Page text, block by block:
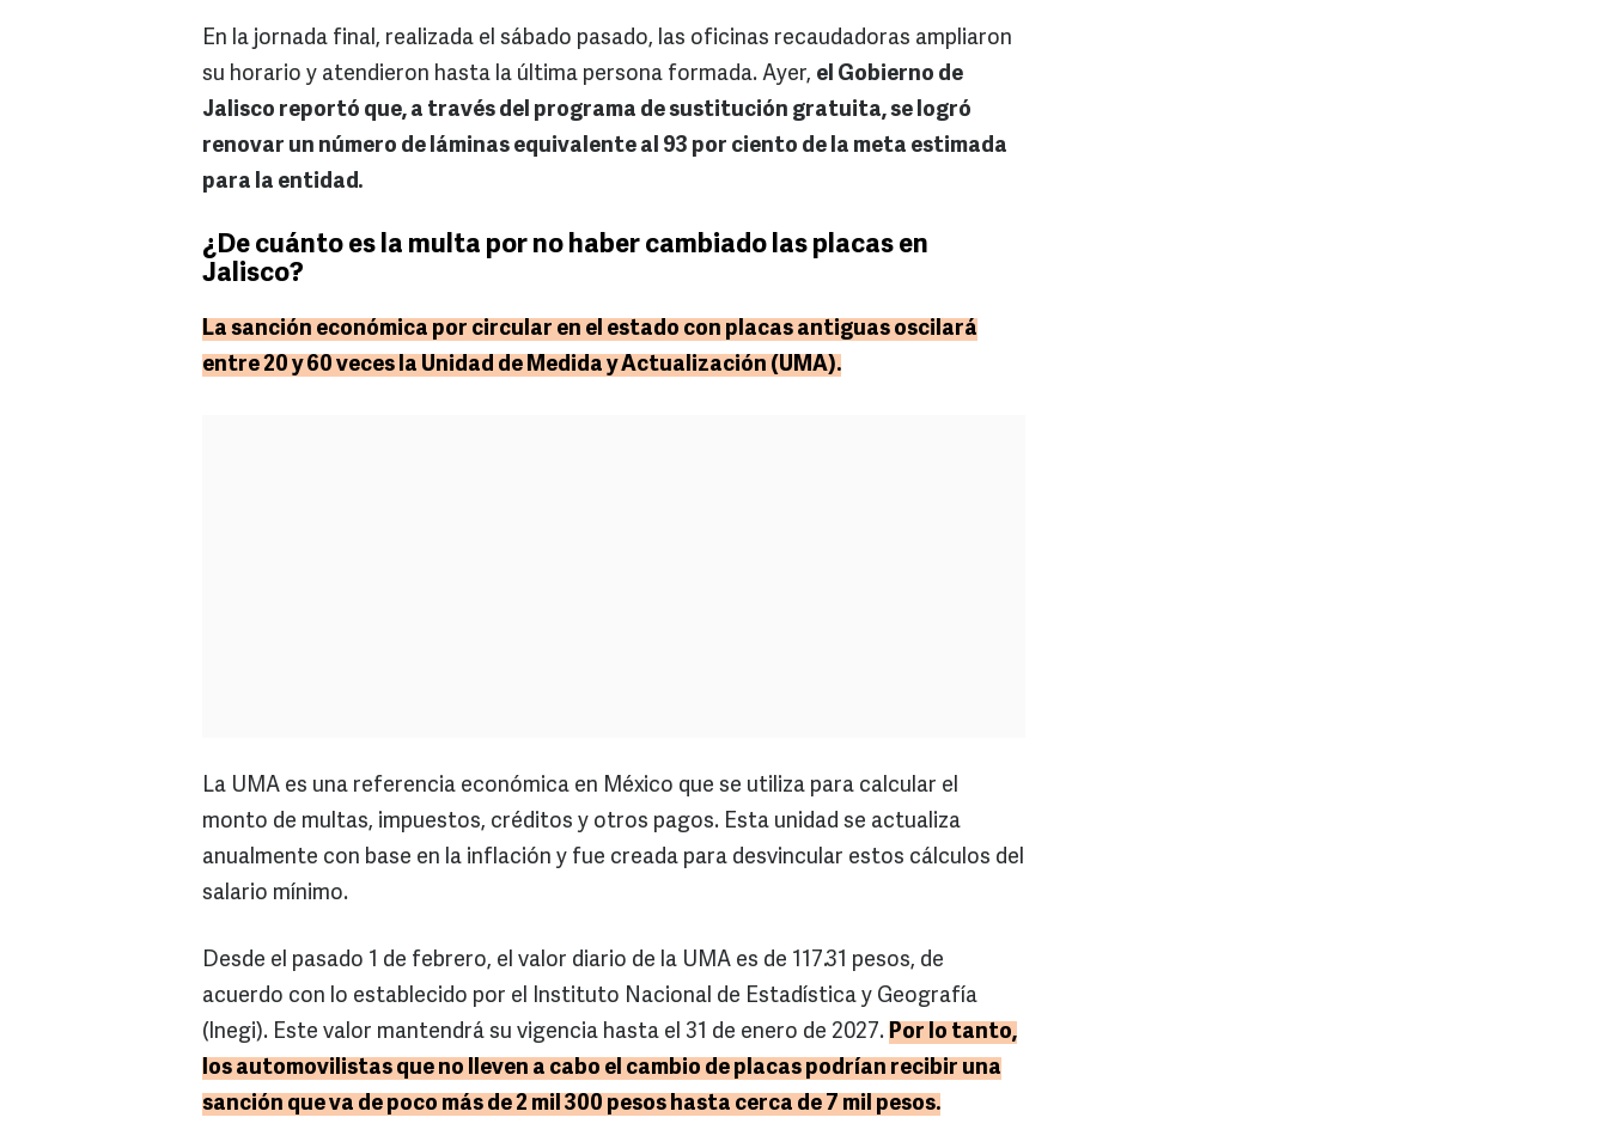
En la jornada final, realizada el sábado pasado, las oficinas recaudadoras ampliaron
su horario y atendieron hasta la última persona formada. Ayer, el Gobierno de
Jalisco reportó que, a través del programa de sustitución gratuita, se logró
renovar un número de láminas equivalente al 93 por ciento de la meta estimada
para la entidad.
¿De cuánto es la multa por no haber cambiado las placas en
Jalisco?
La sanción económica por circular en el estado con placas antiguas oscilará
entre 20 y 60 veces la Unidad de Medida y Actualización (UMA).
La UMA es una referencia económica en México que se utiliza para calcular el
monto de multas, impuestos, créditos y otros pagos. Esta unidad se actualiza
anualmente con base en la inflación y fue creada para desvincular estos cálculos del
salario mínimo.
Desde el pasado 1 de febrero, el valor diario de la UMA es de 117.31 pesos, de
acuerdo con lo establecido por el Instituto Nacional de Estadística y Geografía
(Inegi). Este valor mantendrá su vigencia hasta el 31 de enero de 2027. Por lo tanto,
los automovilistas que no lleven a cabo el cambio de placas podrían recibir una
sanción que va de poco más de 2 mil 300 pesos hasta cerca de 7 mil pesos.